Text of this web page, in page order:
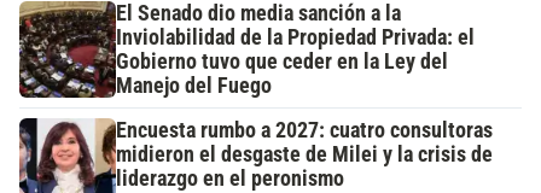
El Senado dio media sanción a la
Inviolabilidad de la Propiedad Privada: el
Gobierno tuvo que ceder en la Ley del
Manejo del Fuego
Encuesta rumbo a 2027: cuatro consultoras
midieron el desgaste de Milei y la crisis de
liderazgo en el peronismo